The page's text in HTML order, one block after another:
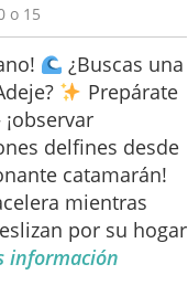
o 15
¿Buscas una
Prepárate
delfines desde
catamarán!
mientras
por su hogar
información